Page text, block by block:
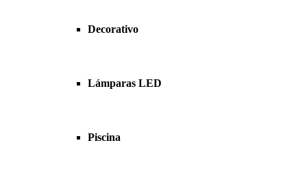
Decorativo
Lámparas LED
Piscina